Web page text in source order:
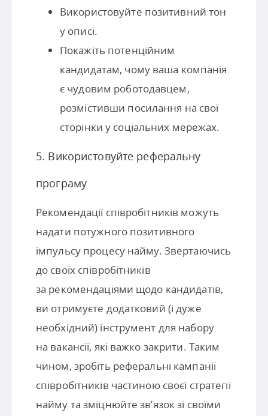
Використовуйте позитивний тон
у описі.
Покажіть потенційним
кандидатам, чому ваша компанія
є чудовим роботодавцем,
розмістивши посилання на свої
сторінки у соціальних мережах.
5. Використовуйте реферальну
програму
Рекомендації співробітників можуть
надати потужного позитивного
імпульсу процесу найму. Звертаючись
до своїх співробітників
за рекомендаціями щодо кандидатів,
ви отримуєте додатковий (і дуже
необхідний) інструмент для набору
на вакансії, які важко закрити. Таким
чином, зробіть реферальні кампанії
співробітників частиною своєї стратегії
найму та зміцнюйте зв’язок зі своїми